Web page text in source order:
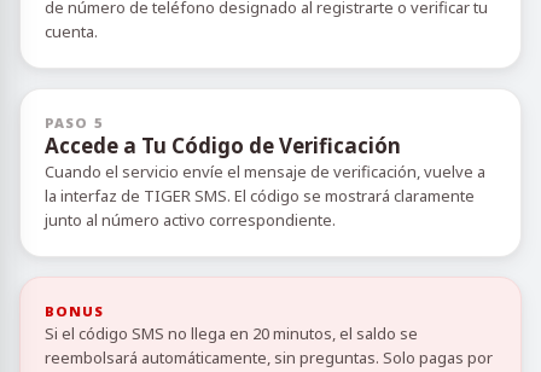
de número de teléfono designado al registrarte o verificar tu
cuenta.
PASO 5
Accede a Tu Código de Verificación
Cuando el servicio envíe el mensaje de verificación, vuelve a
la interfaz de TIGER SMS. El código se mostrará claramente
junto al número activo correspondiente.
BONUS
Si el código SMS no llega en 20 minutos, el saldo se
reembolsará automáticamente, sin preguntas. Solo pagas por